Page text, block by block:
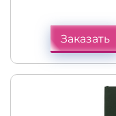
Заказать